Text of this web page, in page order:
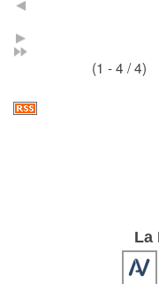
(1 - 4 / 4)
La